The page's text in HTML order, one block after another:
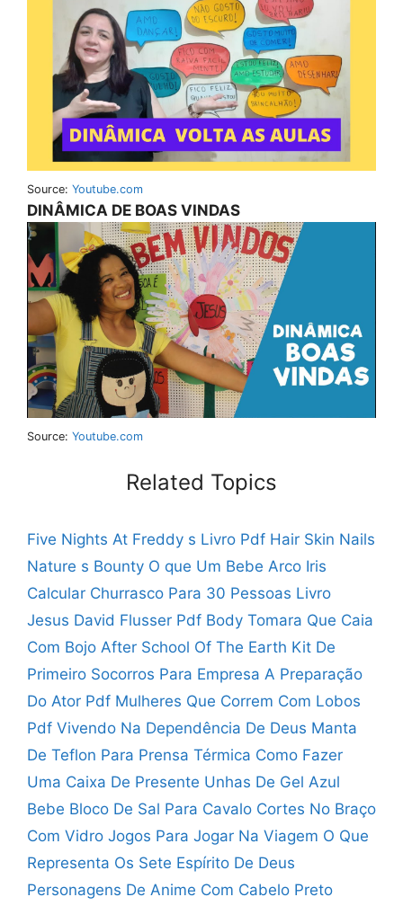
Source: Youtube.com
DINÂMICA DE BOAS VINDAS
Source: Youtube.com
Related Topics
Five Nights At Freddy s Livro Pdf Hair Skin Nails
Nature s Bounty O que Um Bebe Arco Iris
Calcular Churrasco Para 30 Pessoas Livro
Jesus David Flusser Pdf Body Tomara Que Caia
Com Bojo After School Of The Earth Kit De
Primeiro Socorros Para Empresa A Preparação
Do Ator Pdf Mulheres Que Correm Com Lobos
Pdf Vivendo Na Dependência De Deus Manta
De Teflon Para Prensa Térmica Como Fazer
Uma Caixa De Presente Unhas De Gel Azul
Bebe Bloco De Sal Para Cavalo Cortes No Braço
Com Vidro Jogos Para Jogar Na Viagem O Que
Representa Os Sete Espírito De Deus
Personagens De Anime Com Cabelo Preto